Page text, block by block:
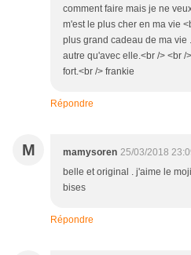
comment faire mais je ne
m'est le plus cher en ma vie
plus grand cadeau de ma
autre qu'avec elle.<br /> <br /
fort.<br /> frankie
Répondre
M mamysoren 25/03/2018
belle et original . j'aime le
bises
Répondre